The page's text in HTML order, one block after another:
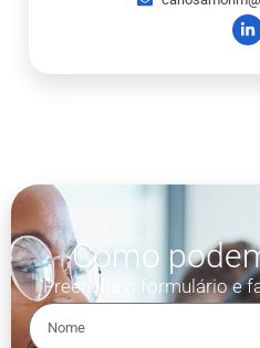
Como
Preencha o formulário e